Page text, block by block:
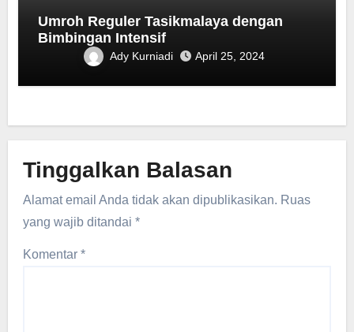
Umroh Reguler Tasikmalaya dengan
Bimbingan Intensif
Ady Kurniadi April 25, 2024
Tinggalkan Balasan
Alamat email Anda tidak akan dipublikasikan. Ruas
yang wajib ditandai*
Komentar*